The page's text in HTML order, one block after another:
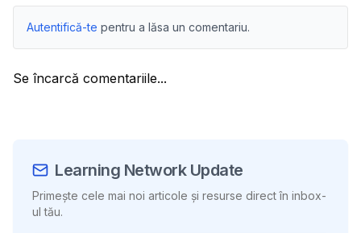
Autentifică-te pentru a lăsa un comentariu.
Se încarcă comentariile...
Learning Network Update
Primește cele mai noi articole și resurse direct în inbox-
ul tău.